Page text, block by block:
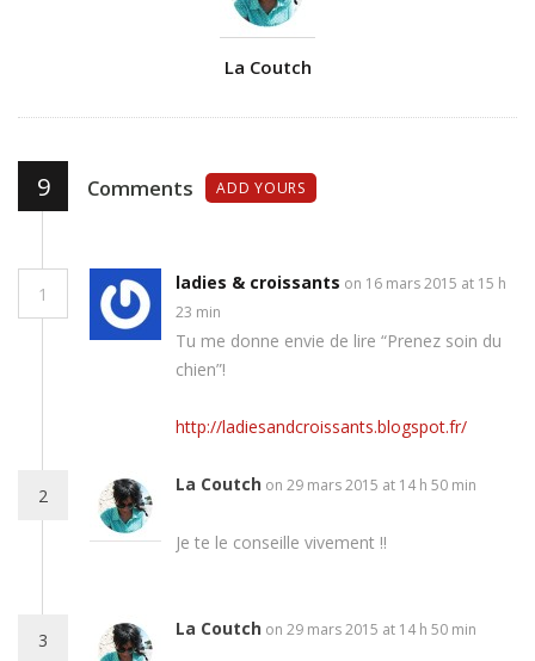
La Coutch
9 Comments ADD YOURS
1
ladies & croissants on 16 mars 2015 at 15 h
23 min
Tu me donne envie de lire “Prenez soin du
chien”!
http://ladiesandcroissants.blogspot.fr/
2
La Coutch on 29 mars 2015 at 14 h 50 min
Je te le conseille vivement !!
3
La Coutch on 29 mars 2015 at 14 h 50 min